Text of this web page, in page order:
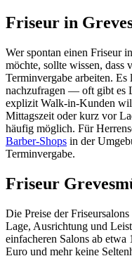
Friseur in
Wer spontan einen Friseur
möchte, sollte wissen, dass
Terminvergabe arbeiten.
nachzufragen — oft gibt es
explizit Walk-in-Kunden
Mittagszeit oder kurz vor
häufig möglich. Für
Barber-Shops in der
Terminvergabe.
Friseur
Die Preise der
Lage, Ausrichtung und
einfacheren Salons ab
Euro und mehr keine